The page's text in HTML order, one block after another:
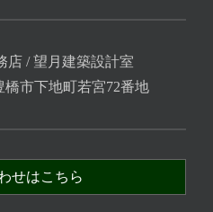
店 / 望月建築設計室
橋市下地町若宮72番地
せはこちら